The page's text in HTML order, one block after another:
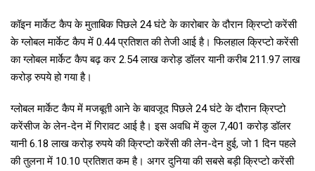
कॉइन मार्केट कैप के मुताबिक पिछले 24 घंटे के कारोबार के दौरान क्रिप्टो करेंसी
के ग्लोबल मार्केट कैप में 0.44 प्रतिशत की तेजी आई है। फिलहाल क्रिप्टो करेंसी
का ग्लोबल मार्केट कैप बढ़ कर 2.54 लाख करोड़ डॉलर यानी करीब 211.97 लाख
करोड़ रुपये हो गया है।
ग्लोबल मार्केट कैप में मजबूती आने के बावजूद पिछले 24 घंटे के दौरान क्रिप्टो
करेंसीज के लेन-देन में गिरावट आई है। इस अवधि में कुल 7,401 करोड़ डॉलर
यानी 6.18 लाख करोड़ रुपये की क्रिप्टो करेंसी की लेन-देन हुई, जो 1 दिन पहले
की तुलना में 10.10 प्रतिशत कम है। अगर दुनिया की सबसे बड़ी क्रिप्टो करेंसी